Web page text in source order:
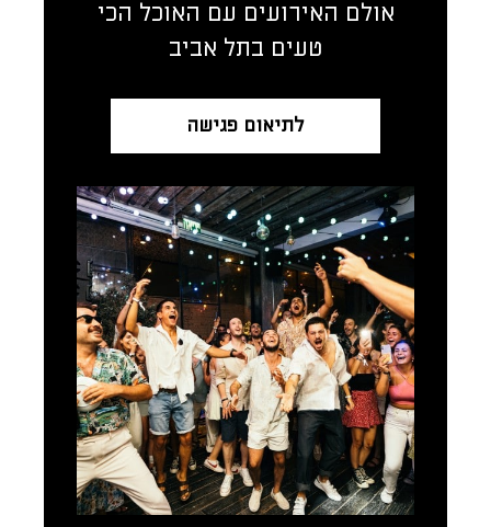
אולם האירועים עם האוכל הכי
טעים בתל אביב
לתיאום פגישה